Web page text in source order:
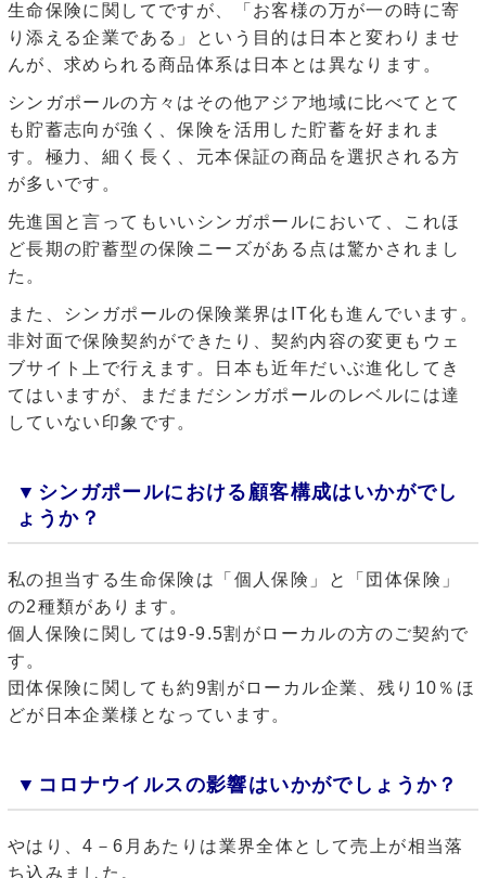
生命保険に関してですが、「お客様の万が一の時に寄
り添える企業である」という目的は日本と変わりませ
んが、求められる商品体系は日本とは異なります。
シンガポールの方々はその他アジア地域に比べてとて
も貯蓄志向が強く、保険を活用した貯蓄を好まれま
す。極力、細く長く、元本保証の商品を選択される方
が多いです。
先進国と言ってもいいシンガポールにおいて、これほ
ど長期の貯蓄型の保険ニーズがある点は驚かされまし
た。
また、シンガポールの保険業界はIT化も進んでいます。
非対面で保険契約ができたり、契約内容の変更もウェ
ブサイト上で行えます。日本も近年だいぶ進化してき
てはいますが、まだまだシンガポールのレベルには達
していない印象です。
▼ シンガポールにおける顧客構成はいかがでし
ょうか？
私の担当する生命保険は「個人保険」と「団体保険」
の2種類があります。
個人保険に関しては9‐9.5割がローカルの方のご契約で
す。
団体保険に関しても約9割がローカル企業、残り10％ほ
どが日本企業様となっています。
▼ コロナウイルスの影響はいかがでしょうか？
やはり、4－6月あたりは業界全体として売上が相当落
ち込みました。